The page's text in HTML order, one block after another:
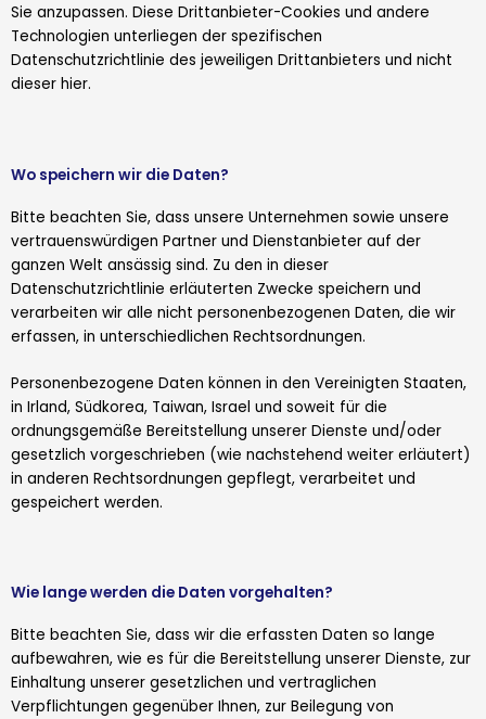
Sie anzupassen. Diese Drittanbieter-Cookies und andere
Technologien unterliegen der spezifischen
Datenschutzrichtlinie des jeweiligen Drittanbieters und nicht
dieser hier.
Wo speichern wir die Daten?
Bitte beachten Sie, dass unsere Unternehmen sowie unsere
vertrauenswürdigen Partner und Dienstanbieter auf der
ganzen Welt ansässig sind. Zu den in dieser
Datenschutzrichtlinie erläuterten Zwecke speichern und
verarbeiten wir alle nicht personenbezogenen Daten, die wir
erfassen, in unterschiedlichen Rechtsordnungen.
Personenbezogene Daten können in den Vereinigten Staaten,
in Irland, Südkorea, Taiwan, Israel und soweit für die
ordnungsgemäße Bereitstellung unserer Dienste und/oder
gesetzlich vorgeschrieben (wie nachstehend weiter erläutert)
in anderen Rechtsordnungen gepflegt, verarbeitet und
gespeichert werden.
Wie lange werden die Daten vorgehalten?
Bitte beachten Sie, dass wir die erfassten Daten so lange
aufbewahren, wie es für die Bereitstellung unserer Dienste, zur
Einhaltung unserer gesetzlichen und vertraglichen
Verpflichtungen gegenüber Ihnen, zur Beilegung von